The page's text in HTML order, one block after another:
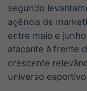
segundo
agência de
entre maio e
atacante à frente
crescente
universo